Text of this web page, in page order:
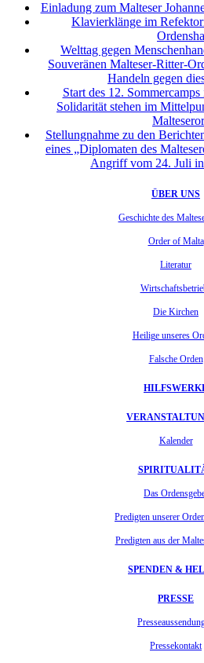
Einladung zum Malteser
Klavierklänge im
Welttag gegen
Souveränen Malteser-Ritter-
Handeln gegen
Start des 12.
Solidarität stehen im
Stellungnahme zu den
eines „Diplomaten des
Angriff vom 24. Juli
ÜBER UNS
Geschichte des
Order of Malta
Literatur
Die Kirchen
Heilige unseres
Falsche Orden
Kalender
Das
Predigten unserer
Predigten aus der
SPENDEN &
PRESSE
Pressekontakt